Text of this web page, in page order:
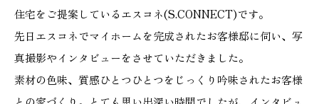
COMPANY
ACCESS MAP
住宅をご提案しているエスコネ(S.CONNECT)です。
先日エスコネでマイホームを完成されたお客様邸に伺い、写
真撮影やインタビューをさせていただきました。
素材の色味、質感ひとつひとつをじっくり吟味されたお客様